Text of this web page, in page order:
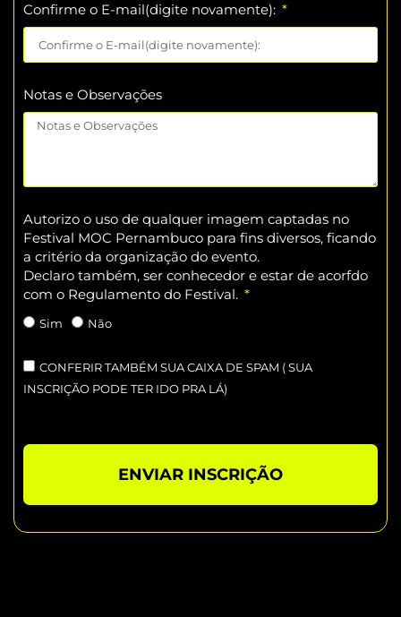
Confirme o E-mail(digite novamente):
Notas e Observações
Autorizo o uso de qualquer imagem captadas no
Festival MOC Pernambuco para fins diversos, ficando
a critério da organização do evento.
Declaro também, ser conhecedor e estar de acorfdo
com o Regulamento do Festival.
Sim Não
CONFERIR TAMBÉM SUA CAIXA DE SPAM ( SUA
INSCRIÇÃO PODE TER IDO PRA LÁ)
ENVIAR INSCRIÇÃO